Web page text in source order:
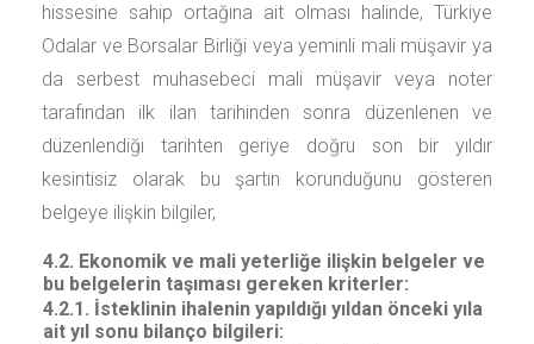
hissesine sahip ortağına ait olması halinde, Türkiye
Odalar ve Borsalar Birliği veya yeminli mali müşavir ya
da serbest muhasebeci mali müşavir veya noter
tarafından ilk ilan tarihinden sonra düzenlenen ve
düzenlendiği tarihten geriye doğru son bir yıldır
kesintisiz olarak bu şartın korunduğunu gösteren
belgeye ilişkin bilgiler,
4.2. Ekonomik ve mali yeterliğe ilişkin belgeler ve
bu belgelerin taşıması gereken kriterler:
4.2.1. İsteklinin ihalenin yapıldığı yıldan önceki yıla
ait yıl sonu bilanço bilgileri: